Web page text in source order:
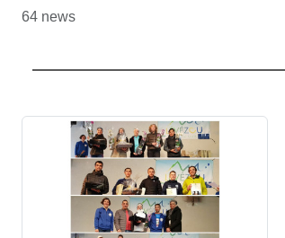
64 news